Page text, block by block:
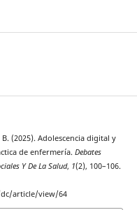
B. (2025). Adolescencia digital y
de enfermería. Debates
Y De La Salud, 1(2), 100–106.
article/view/64